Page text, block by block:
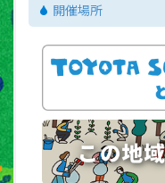
開催場所